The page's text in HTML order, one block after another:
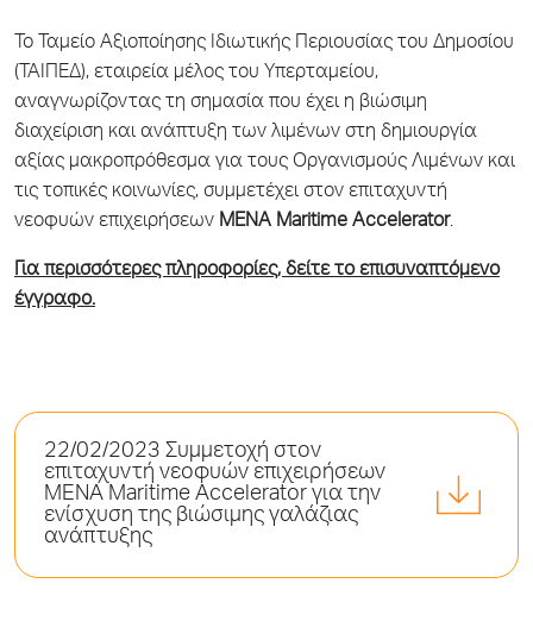
To Ταμείο Αξιοποίησης Ιδιωτικής Περιουσίας του Δημοσίου
(ΤΑΙΠΕΔ), εταιρεία μέλος του Υπερταμείου,
αναγνωρίζοντας τη σημασία που έχει η βιώσιμη
διαχείριση και ανάπτυξη των λιμένων στη δημιουργία
αξίας μακροπρόθεσμα για τους Οργανισμούς Λιμένων και
τις τοπικές κοινωνίες, συμμετέχει στον επιταχυντή
νεοφυών επιχειρήσεων MENA Maritime Accelerator.
Για περισσότερες πληροφορίες, δείτε το επισυναπτόμενο
έγγραφο.
22/02/2023 Συμμετοχή στον
επιταχυντή νεοφυών επιχειρήσεων
MENA Maritime Accelerator για την
ενίσχυση της βιώσιμης γαλάζιας
ανάπτυξης